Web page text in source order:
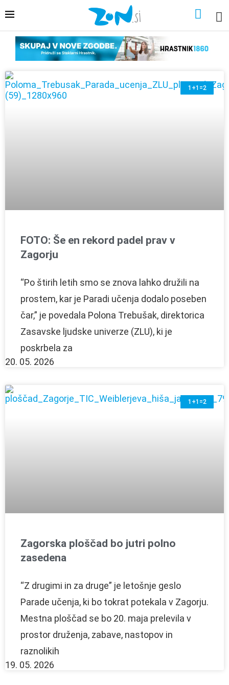
1+1=2
FOTO: Še en rekord padel prav v
Zagorju
“Po štirih letih smo se znova lahko družili na
prostem, kar je Paradi učenja dodalo poseben
čar,” je povedala Polona Trebušak, direktorica
Zasavske ljudske univerze (ZLU), ki je
poskrbela za
20. 05. 2026
1+1=2
Zagorska ploščad bo jutri polno
zasedena
“Z drugimi in za druge” je letošnje geslo
Parade učenja, ki bo tokrat potekala v Zagorju.
Mestna ploščad se bo 20. maja prelevila v
prostor druženja, zabave, nastopov in
raznolikih
19. 05. 2026